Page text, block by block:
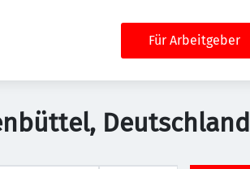
Für Arbeitgeber
Deutschland